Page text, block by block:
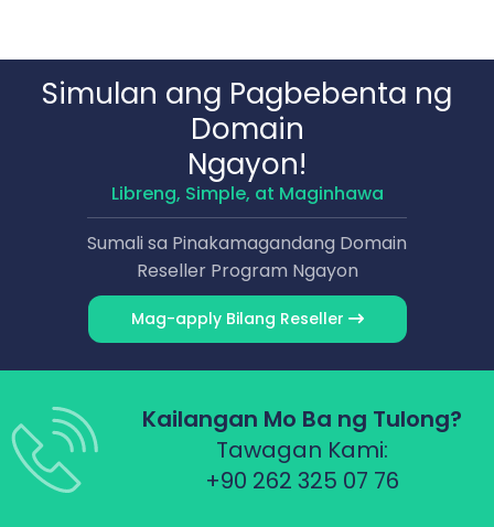
Simulan ang Pagbebenta ng
Domain
Ngayon!
Libreng, Simple, at Maginhawa
Sumali sa Pinakamagandang Domain
Reseller Program Ngayon
Mag-apply Bilang Reseller
Kailangan Mo Ba ng Tulong?
Tawagan Kami:
+90 262 325 07 76